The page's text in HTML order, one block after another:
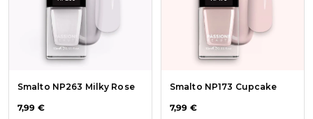
Smalto NP263 Milky Rose
7,99 €
Smalto NP173 Cupcake
7,99 €